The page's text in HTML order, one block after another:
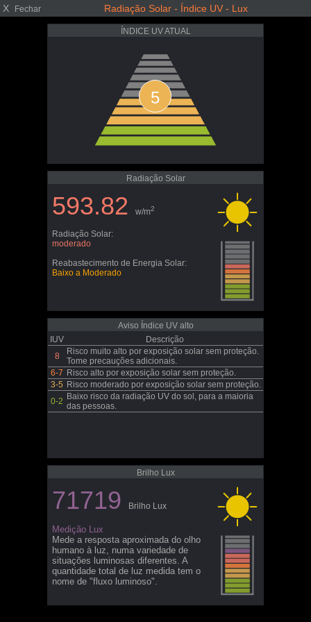
X Fechar Radiação Solar - Índice UV - Lux
ÍNDICE UV ATUAL
5
Radiação Solar
593.82 w/m2
Radiação Solar:
moderado
Reabastecimento de Energia Solar:
Baixo a Moderado
Aviso Índice UV alto
IUV
Descrição
8
Risco muito alto por exposição solar sem proteção.
Tome precauções adicionais.
6-7 Risco alto por exposição solar sem proteção.
3-5 Risco moderado por exposição solar sem proteção.
0-2 Baixo risco da radiação UV do sol, para a maioria
das pessoas.
Brilho Lux
71719 Brilho Lux
Medição Lux
Mede a resposta aproximada do olho
humano à luz, numa variedade de
situações luminosas diferentes. A
quantidade total de luz medida tem o
nome de "fluxo luminoso".